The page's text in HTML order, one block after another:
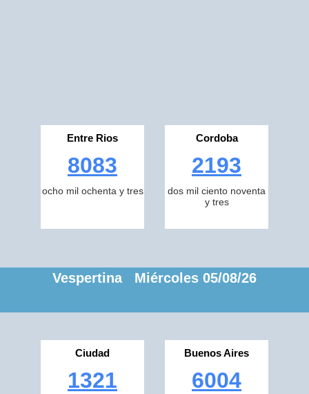
Entre Rios
8083
ocho mil ochenta y tres
Cordoba
2193
dos mil ciento noventa
y tres
Vespertina Miércoles 05/08/26
Ciudad
1321
Buenos Aires
6004